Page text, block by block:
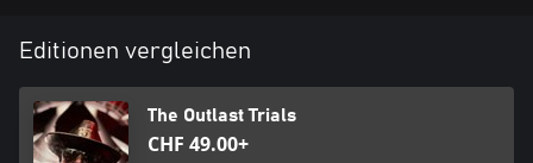
Editionen vergleichen
The Outlast Trials
CHF 49.00+